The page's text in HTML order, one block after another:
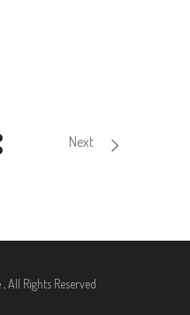
Next
All Rights Reserved